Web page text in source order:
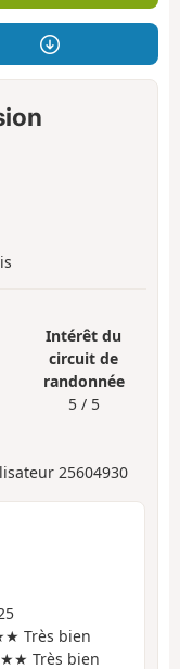
Intérêt du
circuit de
randonnée
5 / 5
25604930
Très bien
Très bien